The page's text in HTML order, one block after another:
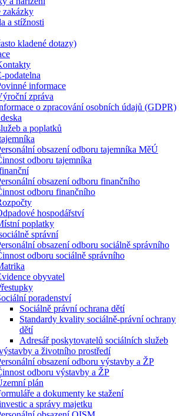
zakázky
a stížnosti
kladené dotazy)
podatelna
informace
zpráva
o zpracování osobních údajů (GDPR)
a poplatků
obsazení odboru tajemníka MěÚ
odboru tajemníka
obsazení odboru finančního
odboru finančního
hospodářství
poplatky
správní
obsazení odboru sociálně správního
odboru sociálně správního
obyvatel
poradenství
Sociálně právní ochrana dětí
Standardy kvality sociálně-právní ochrany
dětí
Adresář poskytovatelů sociálních služeb
a životního prostředí
obsazení odboru výstavby a ŽP
odboru výstavby a ŽP
plán
a dokumenty ke stažení
a správy majetku